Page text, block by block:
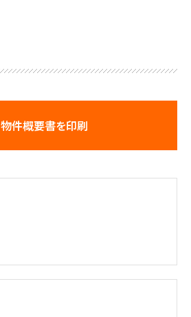
物件概要書を印刷